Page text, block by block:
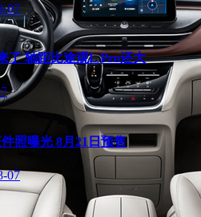
07
了 轴距比途观L Pro还大
照曝光 8月21日预售
07